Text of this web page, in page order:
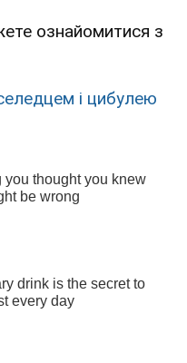
ознайомитися з
і цибулею